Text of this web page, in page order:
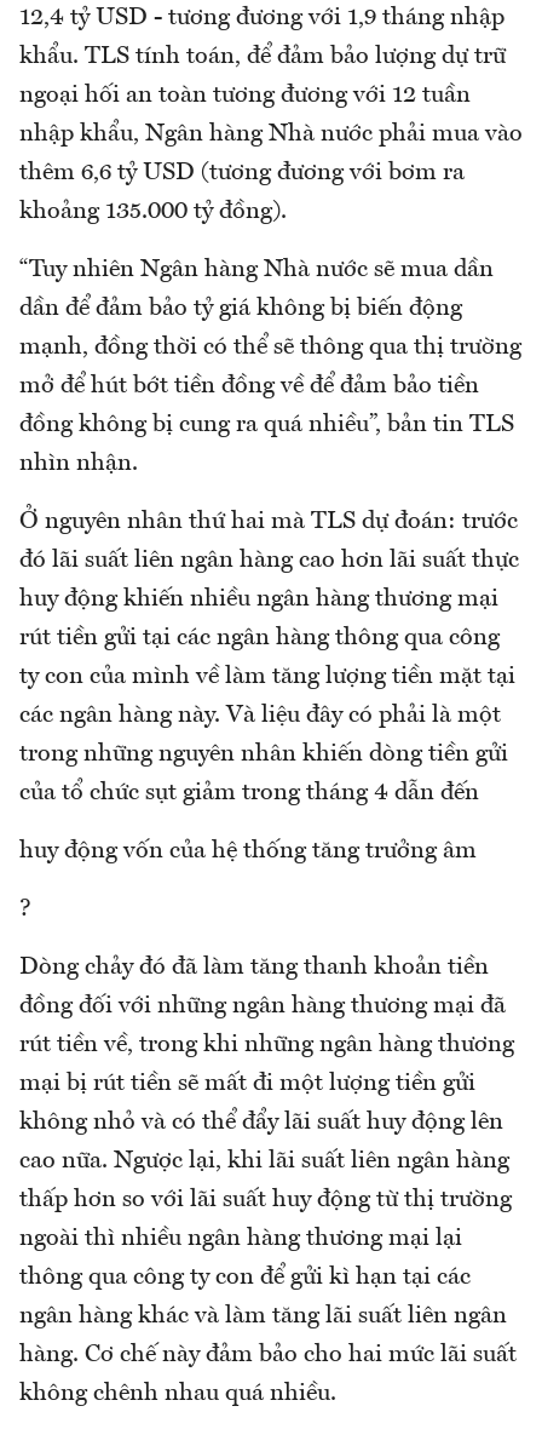
12,4 tỷ USD - tương đương với 1,9 tháng nhập
khẩu. TLS tính toán, để đảm bảo lượng dự trữ
ngoại hối an toàn tương đương với 12 tuần
nhập khẩu, Ngân hàng Nhà nước phải mua vào
thêm 6,6 tỷ USD (tương đương với bơm ra
khoảng 135.000 tỷ đồng).
“Tuy nhiên Ngân hàng Nhà nước sẽ mua dần
dần để đảm bảo tỷ giá không bị biến động
mạnh, đồng thời có thể sẽ thông qua thị trường
mở để hút bớt tiền đồng về để đảm bảo tiền
đồng không bị cung ra quá nhiều”, bản tin TLS
nhìn nhận.
Ở nguyên nhân thứ hai mà TLS dự đoán: trước
đó lãi suất liên ngân hàng cao hơn lãi suất thực
huy động khiến nhiều ngân hàng thương mại
rút tiền gửi tại các ngân hàng thông qua công
ty con của mình về làm tăng lượng tiền mặt tại
các ngân hàng này. Và liệu đây có phải là một
trong những nguyên nhân khiến dòng tiền gửi
của tổ chức sụt giảm trong tháng 4 dẫn đến
huy động vốn của hệ thống tăng trưởng âm
?
Dòng chảy đó đã làm tăng thanh khoản tiền
đồng đối với những ngân hàng thương mại đã
rút tiền về, trong khi những ngân hàng thương
mại bị rút tiền sẽ mất đi một lượng tiền gửi
không nhỏ và có thể đẩy lãi suất huy động lên
cao nữa. Ngược lại, khi lãi suất liên ngân hàng
thấp hơn so với lãi suất huy động từ thị trường
ngoài thì nhiều ngân hàng thương mại lại
thông qua công ty con để gửi kì hạn tại các
ngân hàng khác và làm tăng lãi suất liên ngân
hàng. Cơ chế này đảm bảo cho hai mức lãi suất
không chênh nhau quá nhiều.